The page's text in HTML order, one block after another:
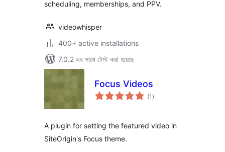
scheduling, memberships, and PPV.
videowhisper
400+ active installations
7.0.2 এর সাথে টেস্ট করা হয়েছে
Focus Videos
(1 total
ratings
)
A plugin for setting the featured video in
SiteOrigin's Focus theme.